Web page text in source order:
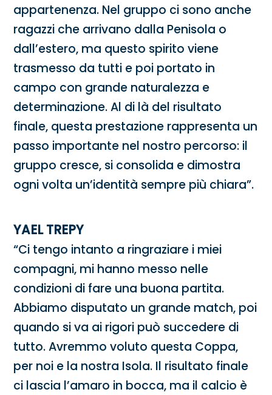
appartenenza. Nel gruppo ci sono anche
ragazzi che arrivano dalla Penisola o
dall’estero, ma questo spirito viene
trasmesso da tutti e poi portato in
campo con grande naturalezza e
determinazione. Al di là del risultato
finale, questa prestazione rappresenta un
passo importante nel nostro percorso: il
gruppo cresce, si consolida e dimostra
ogni volta un’identità sempre più chiara”.
YAEL TREPY
“Ci tengo intanto a ringraziare i miei
compagni, mi hanno messo nelle
condizioni di fare una buona partita.
Abbiamo disputato un grande match, poi
quando si va ai rigori può succedere di
tutto. Avremmo voluto questa Coppa,
per noi e la nostra Isola. Il risultato finale
ci lascia l’amaro in bocca, ma il calcio è